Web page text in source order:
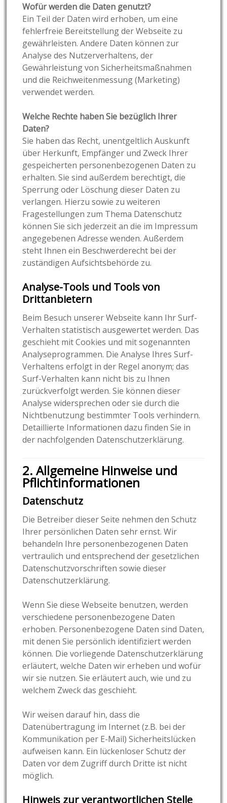
Wofür werden die Daten genutzt?
Ein Teil der Daten wird erhoben, um eine
fehlerfreie Bereitstellung der Webseite zu
gewährleisten. Andere Daten können zur
Analyse des Nutzerverhaltens, der
Gewährleistung von Sicherheitsmaßnahmen
und die Reichweitenmessung (Marketing)
verwendet werden.
Welche Rechte haben Sie bezüglich Ihrer
Daten?
Sie haben das Recht, unentgeltlich Auskunft
über Herkunft, Empfänger und Zweck Ihrer
gespeicherten personenbezogenen Daten zu
erhalten. Sie sind außerdem berechtigt, die
Sperrung oder Löschung dieser Daten zu
verlangen. Hierzu sowie zu weiteren
Fragestellungen zum Thema Datenschutz
können Sie sich jederzeit an die im Impressum
angegebenen Adresse wenden. Außerdem
steht Ihnen ein Beschwerderecht bei der
zuständigen Aufsichtsbehörde zu.
Analyse-Tools und Tools von
Drittanbietern
Beim Besuch unserer Webseite kann Ihr Surf-
Verhalten statistisch ausgewertet werden. Das
geschieht mit Cookies und mit sogenannten
Analyseprogrammen. Die Analyse Ihres Surf-
Verhaltens erfolgt in der Regel anonym; das
Surf-Verhalten kann nicht bis zu Ihnen
zurückverfolgt werden. Sie können dieser
Analyse widersprechen oder sie durch die
Nichtbenutzung bestimmter Tools verhindern.
Detaillierte Informationen dazu finden Sie in
der nachfolgenden Datenschutzerklärung.
2. Allgemeine Hinweise und
Pflichtinformationen
Datenschutz
Die Betreiber dieser Seite nehmen den Schutz
Ihrer persönlichen Daten sehr ernst. Wir
behandeln Ihre personenbezogenen Daten
vertraulich und entsprechend der gesetzlichen
Datenschutzvorschriften sowie dieser
Datenschutzerklärung.
Wenn Sie diese Webseite benutzen, werden
verschiedene personenbezogene Daten
erhoben. Personenbezogene Daten sind Daten,
mit denen Sie persönlich identifiziert werden
können. Die vorliegende Datenschutzerklärung
erläutert, welche Daten wir erheben und wofür
wir sie nutzen. Sie erläutert auch, wie und zu
welchem Zweck das geschieht.
Wir weisen darauf hin, dass die
Datenübertragung im Internet (z.B. bei der
Kommunikation per E-Mail) Sicherheitslücken
aufweisen kann. Ein lückenloser Schutz der
Daten vor dem Zugriff durch Dritte ist nicht
möglich.
Hinweis zur verantwortlichen Stelle